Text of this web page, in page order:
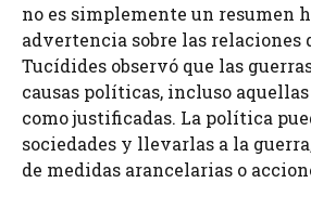
no es simplemente un resumen
advertencia sobre las relaciones
Tucídides observó que las
causas políticas, incluso
como justificadas. La política
sociedades y llevarlas a la
de medidas arancelarias o